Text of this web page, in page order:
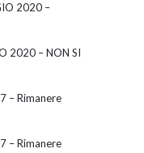
2020 –
2020 – NON SI
– Rimanere
– Rimanere